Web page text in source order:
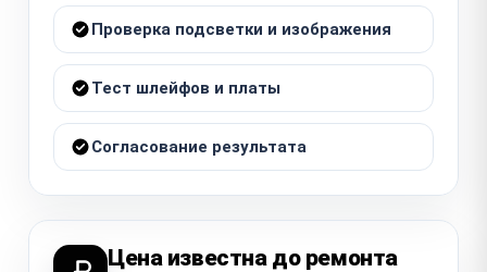
Проверка подсветки и изображения
Тест шлейфов и платы
Согласование результата
Цена известна до ремонта